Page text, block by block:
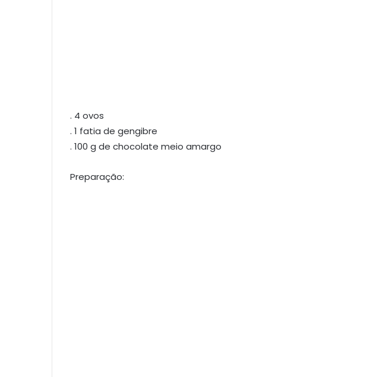
. 4 ovos
. 1 fatia de gengibre
. 100 g de chocolate meio amargo
Preparação: